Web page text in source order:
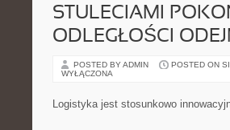
STULECIAMI
ODLEGŁOŚCI
POSTED BY ADMIN POSTED ON
WYŁĄCZONA
Logistyka jest stosunkowo